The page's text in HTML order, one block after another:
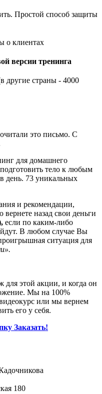
Простой способ защиты
о клиентах
версии тренинга
другие страны - 4000
это письмо. С
для домашнего
тело к любым
день. 73 уникальных
и рекомендации,
назад свои деньги
если по каким-либо
В любом случае Вы
ситуация для
этой акции, и когда он
Мы на 100%
или мы вернем
его у себя.
Заказать!
180